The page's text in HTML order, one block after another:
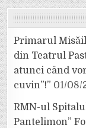
Primarul
din Teatrul
atunci când
cuvin”!” 01/08/
RMN-ul
Pantelimon”